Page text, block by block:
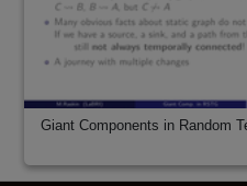
Giant Components in Random